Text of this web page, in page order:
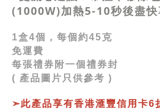
(1000W)加熱5-10秒後盡快
1盒4個，每個約45克
免運費
每張禮券附一個禮券封
( 產品圖片只供參考 )
➣此產品享有香港滙豐信用卡6